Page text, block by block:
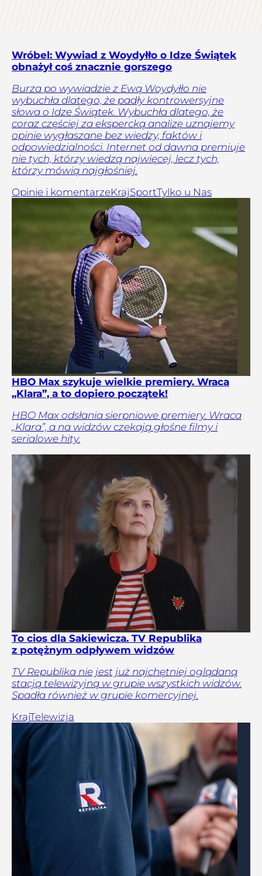
Wróbel: Wywiad z Woydyłło o Idze Świątek
obnażył coś znacznie gorszego
Burza po wywiadzie z Ewą Woydyłło nie
wybuchła dlatego, że padły kontrowersyjne
słowa o Idze Świątek. Wybuchła dlatego, że
coraz częściej za ekspercką analizę uznajemy
opinie wygłaszane bez wiedzy, faktów i
odpowiedzialności. Internet od dawna premiuje
nie tych, którzy wiedzą najwięcej, lecz tych,
którzy mówią najgłośniej.
Opinie i komentarzeKrajSportTylko u Nas
HBO Max szykuje wielkie premiery. Wraca
„Klara”, a to dopiero początek!
HBO Max odsłania sierpniowe premiery. Wraca
„Klara”, a na widzów czekają głośne filmy i
serialowe hity.
To cios dla Sakiewicza. TV Republika
z potężnym odpływem widzów
TV Republika nie jest już najchętniej oglądaną
stacją telewizyjną w grupie wszystkich widzów.
Spadła również w grupie komercyjnej.
KrajTelewizja